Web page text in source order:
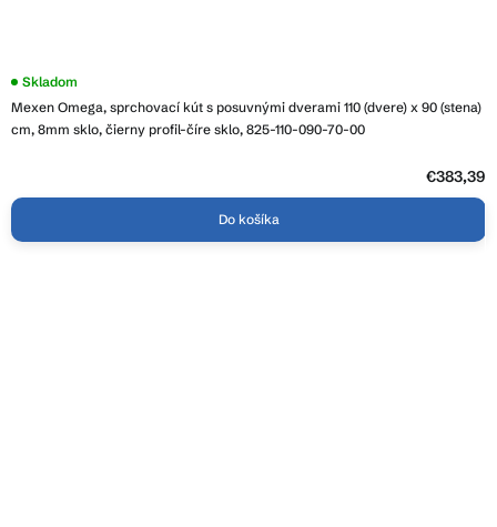
Mexen Omega, sprchovací kút s posuvnými dverami 110 (dvere) x 90 (stena)
cm, 8mm sklo, čierny profil-číre sklo, 825-110-090-70-00
Skladom
€383,39
Do košíka